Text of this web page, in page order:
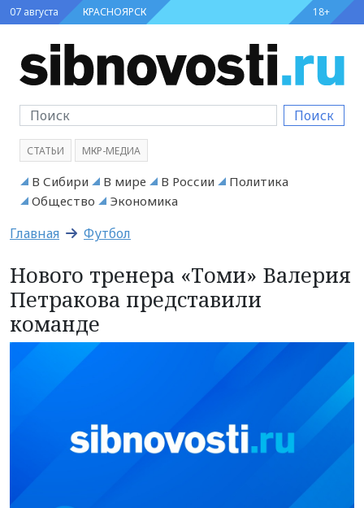
07 августа КРАСНОЯРСК 18+
Поиск
СТАТЬИ МКР-МЕДИА
В Сибири В мире В России
Политика
Общество
Экономика
Главная Футбол
Нового тренера «Томи» Валерия
Петракова представили
команде